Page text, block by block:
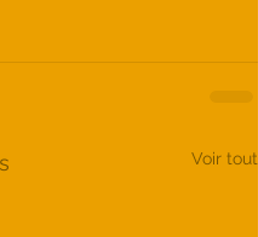
Voir tout